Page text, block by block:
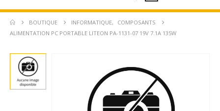
BOUTIQUE INFORMATIQUE,
COMPOSANTS
ALIMENTATION PC PORTABLE LITEON PA-1131-07 19V 7.1A 135W